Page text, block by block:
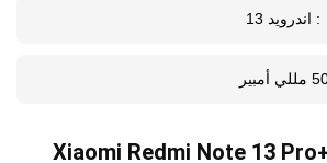
: اندرويد 13